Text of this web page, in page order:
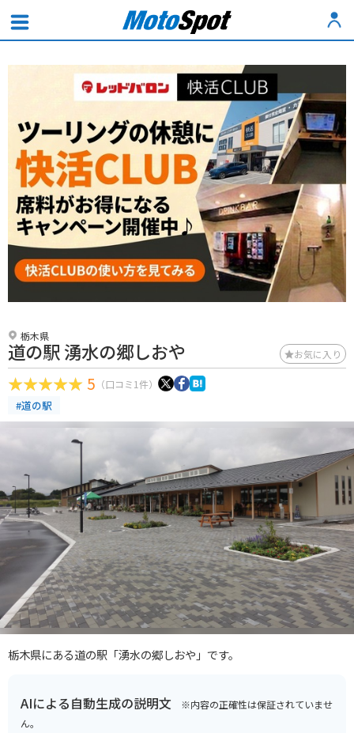
栃木県
道の駅 湧水の郷しおや お気に入り
5 （口コミ1件）
#道の駅
栃木県にある道の駅「湧水の郷しおや」です。
AIによる自動生成の説明文 ※内容の正確性は保証されていませ
ん。